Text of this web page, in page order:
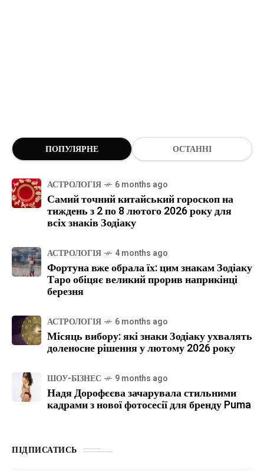
ПОПУЛЯРНЕ ОСТАННІ
АСТРОЛОГІЯ 6 months ago
Самий точний китайський гороскоп на
тиждень з 2 по 8 лютого 2026 року для
всіх знаків Зодіаку
АСТРОЛОГІЯ 4 months ago
Фортуна вже обрала їх: цим знакам Зодіаку
Таро обіцяє великий прорив наприкінці
березня
АСТРОЛОГІЯ 6 months ago
Місяць вибору: які знаки Зодіаку ухвалять
доленосне рішення у лютому 2026 року
ШОУ-БІЗНЕС 9 months ago
Надя Дорофєєва зачарувала стильними
кадрами з нової фотосесії для бренду Puma
ПІДПИСАТИСЬ